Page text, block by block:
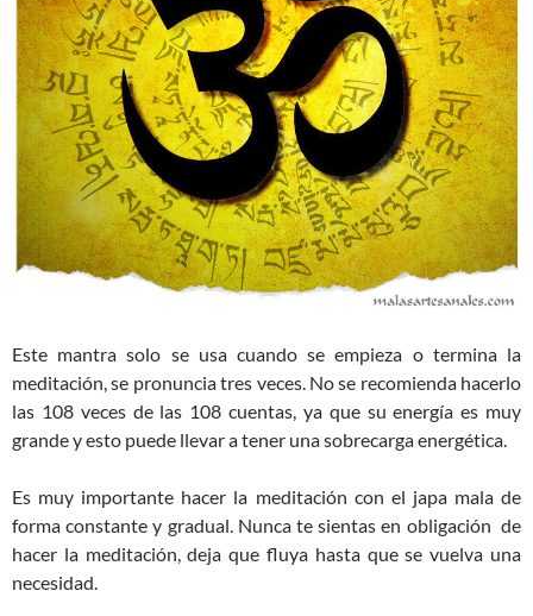
Este mantra solo se usa cuando se empieza o termina la
meditación, se pronuncia tres veces. No se recomienda hacerlo
las 108 veces de las 108 cuentas, ya que su energía es muy
grande y esto puede llevar a tener una sobrecarga energética.
Es muy importante hacer la meditación con el japa mala de
forma constante y gradual. Nunca te sientas en obligación de
hacer la meditación, deja que fluya hasta que se vuelva una
necesidad.